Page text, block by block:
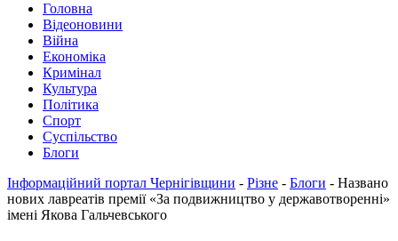
Головна
Відеоновини
Війна
Економіка
Кримінал
Культура
Політика
Спорт
Суспільство
Блоги
Інформаційний портал Чернігівщини - Різне - Блоги - Названо
нових лавреатів премії «За подвижництво у державотворенні»
імені Якова Гальчевського